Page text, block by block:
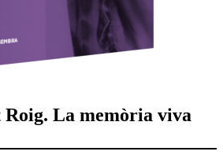
La memòria viva